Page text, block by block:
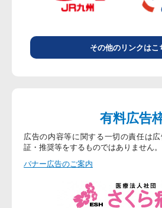
その他のリンクはこ
有料広告
広告の内容等に関する一切の責任は
証・推奨等をするものではありません。
バナー広告のご案内